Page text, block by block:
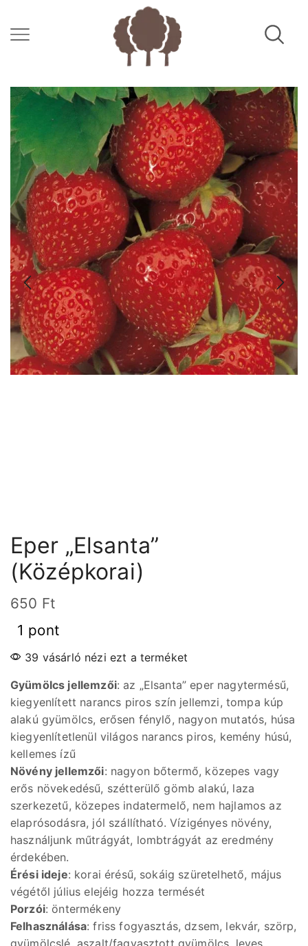
Eper „Elsanta”
(Középkorai)
650 Ft
1 pont
39 vásárló nézi ezt a terméket
Gyümölcs jellemzői: az „Elsanta” eper nagytermésű,
kiegyenlített narancs piros szín jellemzi, tompa kúp
alakú gyümölcs, erősen fénylő, nagyon mutatós, húsa
kiegyenlítetlenül világos narancs piros, kemény húsú,
kellemes ízű
Növény jellemzői: nagyon bőtermő, közepes vagy
erős növekedésű, szétterülő gömb alakú, laza
szerkezetű, közepes indatermelő, nem hajlamos az
elaprósodásra, jól szállítható. Vízigényes növény,
használjunk műtrágyát, lombtrágyát az eredmény
érdekében.
Érési ideje: korai érésű, sokáig szüretelhető, május
végétől július elejéig hozza termését
Porzói: öntermékeny
Felhasználása: friss fogyasztás, dzsem, lekvár, szörp,
gyümölcslé, aszalt/fagyasztott gyümölcs, leves,